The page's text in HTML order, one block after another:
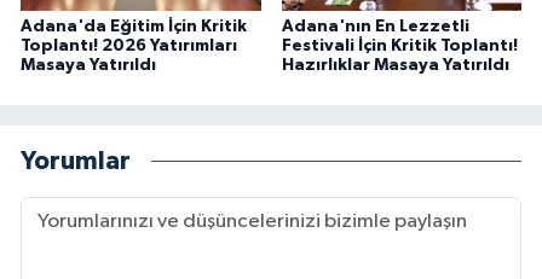
Adana'da Eğitim İçin Kritik
Toplantı! 2026 Yatırımları
Masaya Yatırıldı
Adana'nın En Lezzetli
Festivali İçin Kritik Toplantı!
Hazırlıklar Masaya Yatırıldı
Yorumlar